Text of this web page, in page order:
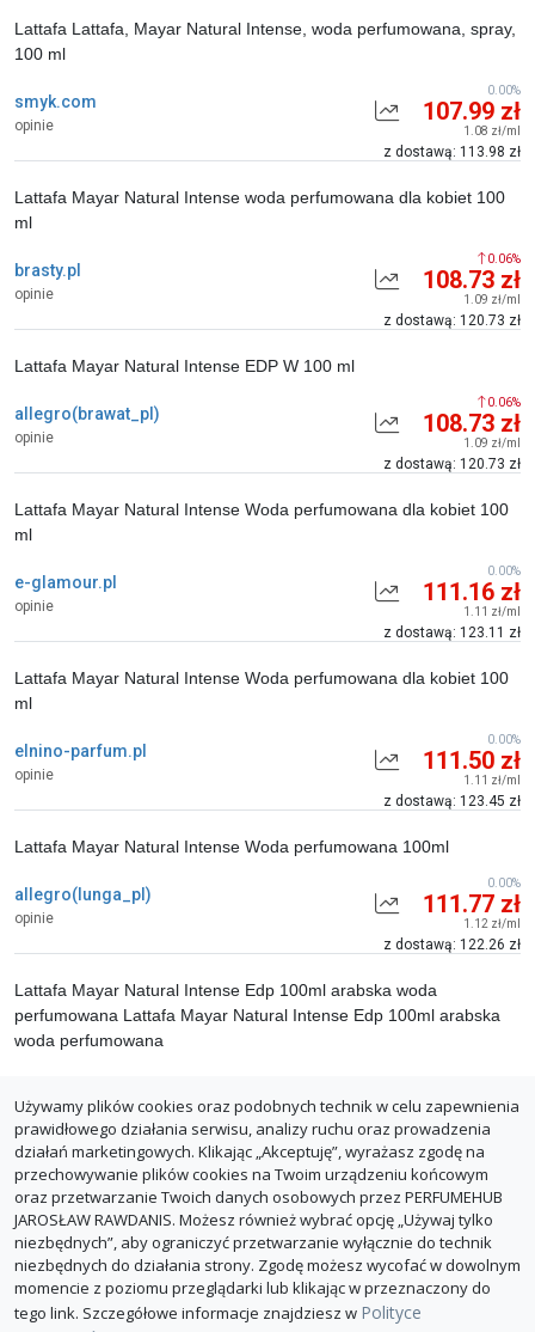
smyk.com
opinie
Lattafa Lattafa, Mayar Natural Intense, woda perfumowana, spray,
100 ml
107.99 zł
1.08 zł/ml
z dostawą: 113.98 zł
0.00%
brasty.pl
opinie
Lattafa Mayar Natural Intense woda perfumowana dla kobiet 100
ml
108.73 zł
1.09 zł/ml
z dostawą: 120.73 zł
0.06%
allegro(brawat_pl)
opinie
Lattafa Mayar Natural Intense EDP W 100 ml
108.73 zł
1.09 zł/ml
z dostawą: 120.73 zł
0.06%
e-glamour.pl
opinie
Lattafa Mayar Natural Intense Woda perfumowana dla kobiet 100
ml
111.16 zł
1.11 zł/ml
z dostawą: 123.11 zł
0.00%
elnino-parfum.pl
opinie
Lattafa Mayar Natural Intense Woda perfumowana dla kobiet 100
ml
111.50 zł
1.11 zł/ml
z dostawą: 123.45 zł
0.00%
allegro(lunga_pl)
opinie
Lattafa Mayar Natural Intense Woda perfumowana 100ml
111.77 zł
1.12 zł/ml
z dostawą: 122.26 zł
0.00%
Natura)
opinie
Lattafa Mayar Natural Intense Edp 100ml arabska woda
perfumowana Lattafa Mayar Natural Intense Edp 100ml arabska
woda perfumowana
139.99 zł
1.40 zł/ml
z dostawą: 150.48 zł
ZGŁOŚ BŁĄD
Używamy plików cookies oraz podobnych technik w celu zapewnienia
prawidłowego działania serwisu, analizy ruchu oraz prowadzenia
działań marketingowych. Klikając „Akceptuję”, wyrażasz zgodę na
przechowywanie plików cookies na Twoim urządzeniu końcowym
oraz przetwarzanie Twoich danych osobowych przez PERFUMEHUB
JAROSŁAW RAWDANIS. Możesz również wybrać opcję „Używaj tylko
niezbędnych”, aby ograniczyć przetwarzanie wyłącznie do technik
niezbędnych do działania strony. Zgodę możesz wycofać w dowolnym
momencie z poziomu przeglądarki lub klikając w przeznaczony do
tego link. Szczegółowe informacje znajdziesz w Polityce